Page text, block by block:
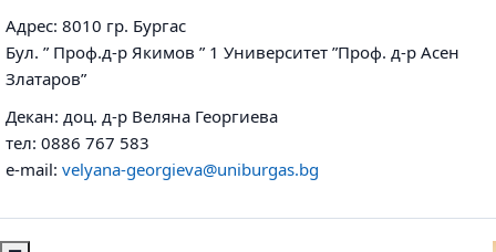
Адрес: 8010 гр. Бургас
Бул. ” Проф.д-р Якимов ” 1 Университет ”Проф. д-р Асен
Златаров”
Декан: доц. д-р Веляна Георгиева
тел: 0886 767 583
e-mail: velyana-georgieva@uniburgas.bg